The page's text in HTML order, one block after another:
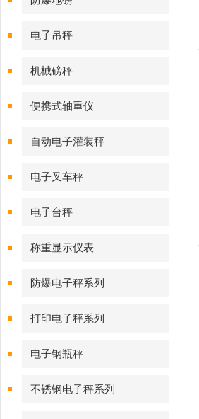
电子吊秤
机械磅秤
便携式轴重仪
自动电子灌装秤
电子叉车秤
电子台秤
称重显示仪表
防爆电子秤系列
打印电子秤系列
电子钢瓶秤
不锈钢电子秤系列